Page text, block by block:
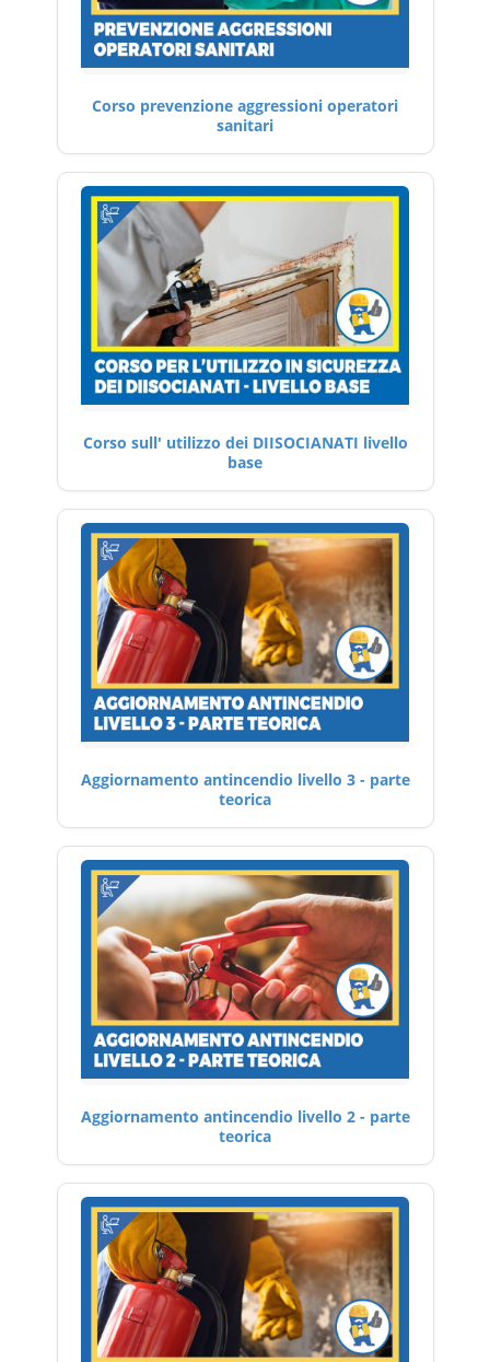
Corso prevenzione aggressioni operatori
sanitari
Corso sull' utilizzo dei DIISOCIANATI livello
base
Aggiornamento antincendio livello 3 - parte
teorica
Aggiornamento antincendio livello 2 - parte
teorica